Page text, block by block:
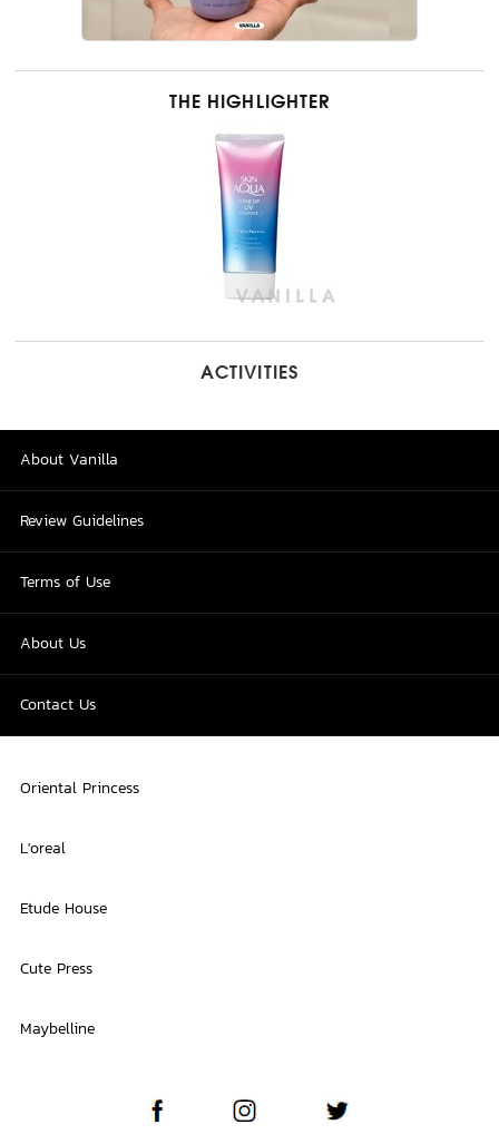
THE HIGHLIGHTER
ACTIVITIES
About Vanilla
Review Guidelines
Terms of Use
About Us
Contact Us
Oriental Princess
L'oreal
Etude House
Cute Press
Maybelline